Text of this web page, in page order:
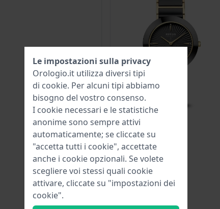
Le impostazioni sulla privacy
Orologio.it utilizza diversi tipi
di cookie. Per alcuni tipi abbiamo
bisogno del vostro consenso.
I cookie necessari e le statistiche
anonime sono sempre attivi
automaticamente; se cliccate su
"accetta tutti i cookie", accettate
anche i cookie opzionali. Se volete
scegliere voi stessi quali cookie
attivare, cliccate su "impostazioni dei
cookie".